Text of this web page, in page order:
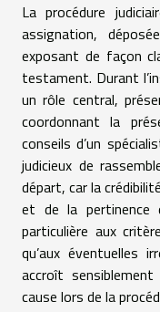
La procédure
assignation,
exposant de façon
testament. Durant
un rôle central,
coordonnant la
conseils d’un
judicieux de
départ, car la
et de la pertinence
particulière aux
qu’aux éventuelles
accroît
cause lors de la